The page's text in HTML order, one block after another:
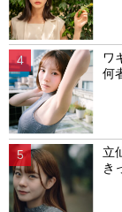
ワ
何
立
き